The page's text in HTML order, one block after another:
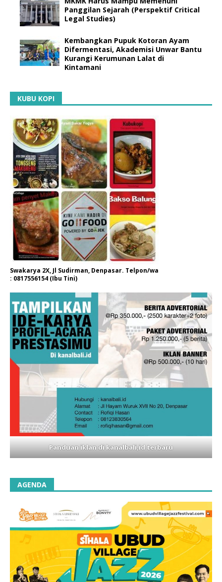
Panggilan Sejarah (Perspektif Critical
Legal Studies)
Kembangkan Pupuk Kotoran Ayam
Difermentasi, Akademisi Unwar Bantu
Kurangi Kerumunan Lalat di
Kintamani
KUBU KOPI
Swakarya 2X, Jl Sudirman, Denpasar. Telpon/wa
: 0817556154 (Ibu Tini)
Panduan iklan di kanalbali,id terbaru
AGENDA